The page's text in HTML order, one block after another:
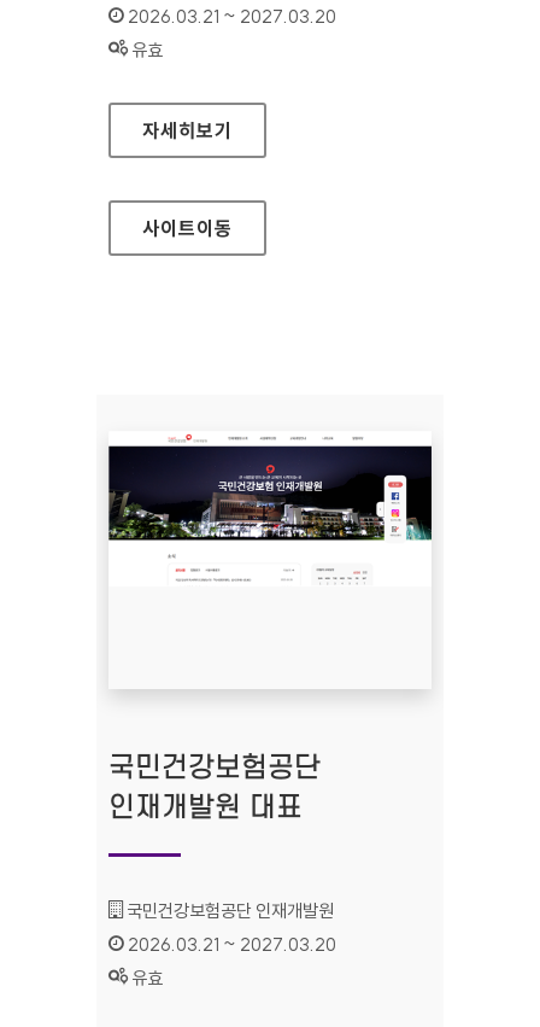
인증기간 :
2026.03.21 ~ 2027.03.20
상태 :
유효
국민건강보험공단 인재개발원(모바일웹)
자세히보기
사이트이동
국민건강보험공단
인재개발원 대표
기관명 :
국민건강보험공단 인재개발원
인증기간 :
2026.03.21 ~ 2027.03.20
상태 :
유효